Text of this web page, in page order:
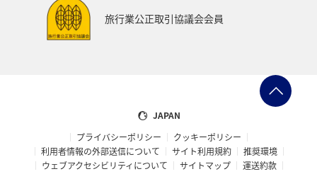
旅行業公正取引協議会会員
JAPAN
プライバシーポリシー
クッキーポリシー
利用者情報の外部送信について
サイト利用規約
推奨環境
ウェブアクセシビリティについて
サイトマップ
運送約款